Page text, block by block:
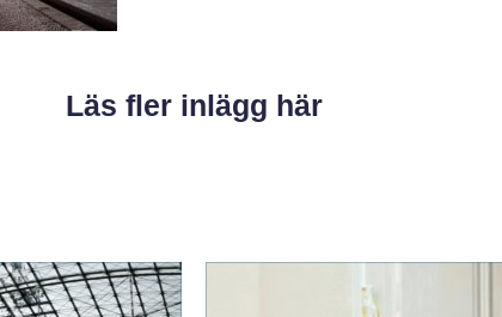
Läs fler inlägg här